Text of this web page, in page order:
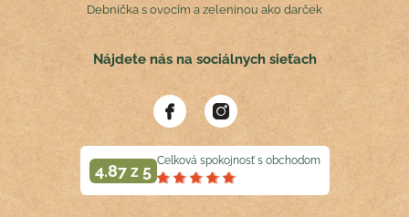
Debnička s ovocím a zeleninou ako darček
Nájdete nás na sociálnych sieťach
4.87 z 5
Celková spokojnosť s obchodom